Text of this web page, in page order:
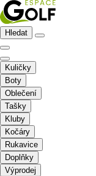
Hledat
Kuličky
Boty
Oblečení
Tašky
Kluby
Kočáry
Rukavice
Doplňky
Výprodej